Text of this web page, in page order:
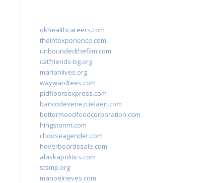
okhealthcareers.com
theintexperience.com
unboundedthefilm.com
catfriends-bg.org
marianlives.org
waywardtees.com
pidfloorsexpress.com
bancodevenezuelaen.com
bettermoodfoodcorporation.com
hingstonnt.com
chooseagender.com
hoverboardssale.com
alaskapolitics.com
stsmp.org
manoelneves.com